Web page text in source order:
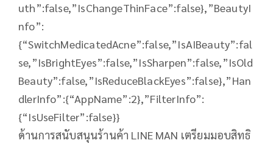
uth”:false,”IsChangeThinFace”:false},”BeautyI
nfo”:
{“SwitchMedicatedAcne”:false,”IsAIBeauty”:fal
se,”IsBrightEyes”:false,”IsSharpen”:false,”IsOld
Beauty”:false,”IsReduceBlackEyes”:false},”Han
dlerInfo”:{“AppName”:2},”FilterInfo”:
{“IsUseFilter”:false}}
ด้านการสนับสนุนร้านค้า LINE MAN เตรียมมอบสิทธิ